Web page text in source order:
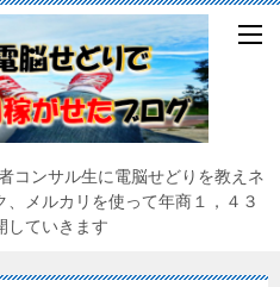
コンサル生に電脳せどりを教えネ
ルカリを使って年商１，４３
していきます